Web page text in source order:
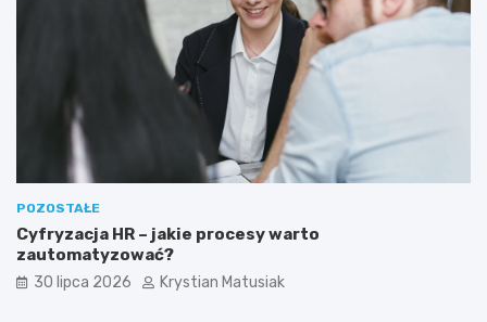
POZOSTAŁE
Cyfryzacja HR – jakie procesy warto
zautomatyzować?
30 lipca 2026 Krystian Matusiak